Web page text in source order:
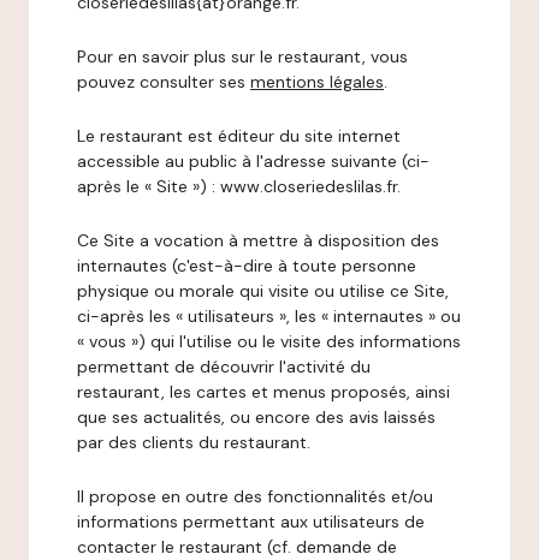
Pour en savoir plus sur le restaurant, vous
pouvez consulter ses mentions légales.
Le restaurant est éditeur du site internet
accessible au public à l'adresse suivante (ci-
après le « Site ») : www.closeriedeslilas.fr.
Ce Site a vocation à mettre à disposition des
internautes (c'est-à-dire à toute personne
physique ou morale qui visite ou utilise ce Site,
ci-après les « utilisateurs », les « internautes » ou
« vous ») qui l'utilise ou le visite des informations
permettant de découvrir l'activité du
restaurant, les cartes et menus proposés, ainsi
que ses actualités, ou encore des avis laissés
par des clients du restaurant.
Il propose en outre des fonctionnalités et/ou
informations permettant aux utilisateurs de
contacter le restaurant (cf. demande de